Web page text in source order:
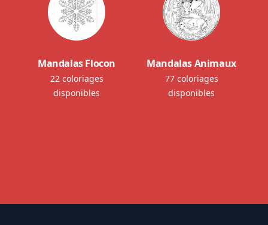
Mandalas Flocon
22 coloriages
disponibles
Mandalas Animaux
77 coloriages
disponibles